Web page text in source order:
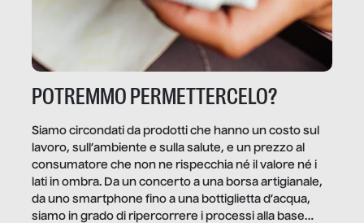
POTREMMO PERMETTERCELO?
Siamo circondati da prodotti che hanno un costo sul
lavoro, sull’ambiente e sulla salute, e un prezzo al
consumatore che non ne rispecchia né il valore né i
lati in ombra. Da un concerto a una borsa artigianale,
da uno smartphone fino a una bottiglietta d’acqua,
siamo in grado di ripercorrere i processi alla base